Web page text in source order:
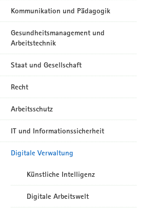
Kommunikation und Pädagogik
Gesundheitsmanagement und
Arbeitstechnik
Staat und Gesellschaft
Recht
Arbeitsschutz
IT und Informationssicherheit
Digitale Verwaltung
Künstliche Intelligenz
Digitale Arbeitswelt